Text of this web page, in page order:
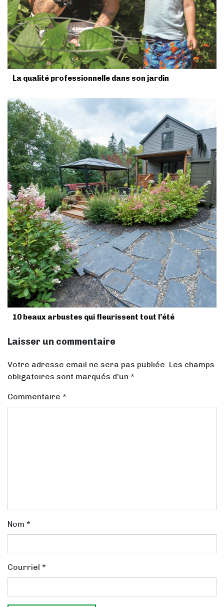
La qualité professionnelle dans son jardin
10 beaux arbustes qui fleurissent tout l’été
Laisser un commentaire
Votre adresse email ne sera pas publiée. Les champs
obligatoires sont marqués d'un *
Commentaire *
Nom *
Courriel *